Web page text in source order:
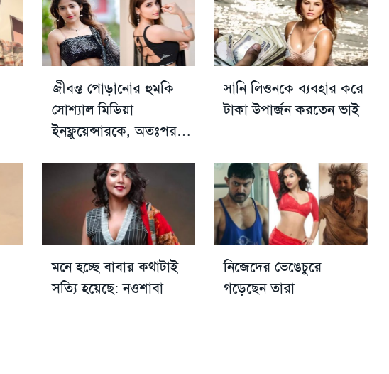
জীবন্ত পোড়ানোর হুমকি
সোশ্যাল মিডিয়া
ইনফ্লুয়েন্সারকে, অতঃপর…
সানি লিওনকে ব্যবহার করে
টাকা উপার্জন করতেন ভাই
মনে হচ্ছে বাবার কথাটাই
সত্যি হয়েছে: নওশাবা
নিজেদের ভেঙেচুরে
গড়েছেন তারা